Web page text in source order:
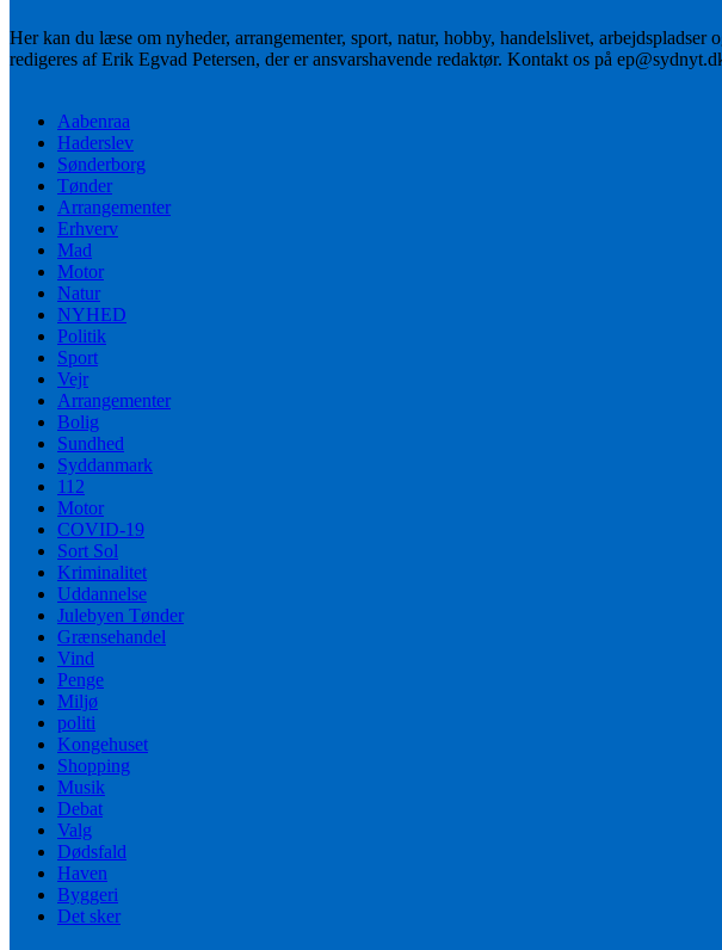
Her kan du læse om nyheder, arrangementer, sport, natur, hobby, handelslivet,
redigeres af Erik Egvad Petersen, der er ansvarshavende redaktør. Kontakt os på
Aabenraa
Haderslev
Sønderborg
Tønder
Arrangementer
Erhverv
Mad
Motor
Natur
NYHED
Politik
Sport
Vejr
Arrangementer
Bolig
Sundhed
Syddanmark
112
Motor
COVID-19
Sort Sol
Kriminalitet
Uddannelse
Julebyen Tønder
Grænsehandel
Vind
Penge
Miljø
politi
Kongehuset
Shopping
Musik
Debat
Valg
Dødsfald
Haven
Byggeri
Det sker